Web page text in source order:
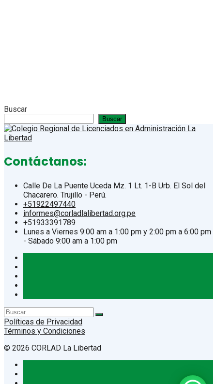
Buscar
Buscar
Contáctanos:
Calle De La Puente Uceda Mz. 1 Lt. 1-B Urb. El Sol del
Chacarero. Trujillo - Perú.
+51922497440
informes@corladlalibertad.org.pe
+51933391789
Lunes a Viernes 9:00 am a 1:00 pm y 2:00 pm a 6:00 pm
- Sábado 9:00 am a 1:00 pm
Search
for:
Políticas de Privacidad
Términos y Condiciones
© 2026 CORLAD La Libertad